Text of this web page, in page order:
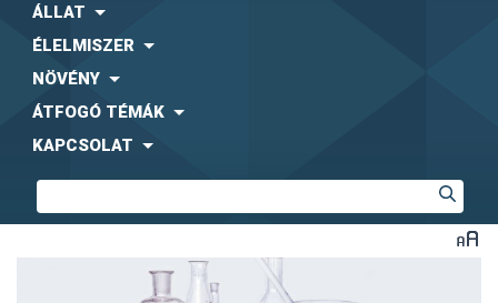
ÁLLAT
ÉLELMISZER
NÖVÉNY
ÁTFOGÓ TÉMÁK
KAPCSOLAT